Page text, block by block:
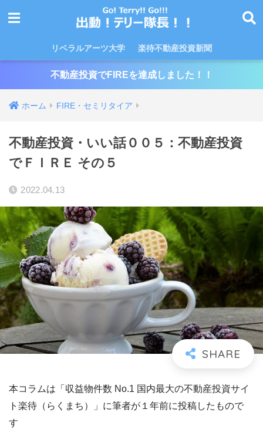
リベラルアーツ大学 楽待不動産投資新聞
不動産投資でFIREを達成しました！！
ホーム FIRE・セミリタイア
不動産投資・いい話００５：不動産投資
でＦＩＲＥ その５
2022.04.13
本コラムは「収益物件数 No.1 国内最大の不動産投資サイ
ト楽待（らくまち）」に筆者が１年前に投稿したもので
す